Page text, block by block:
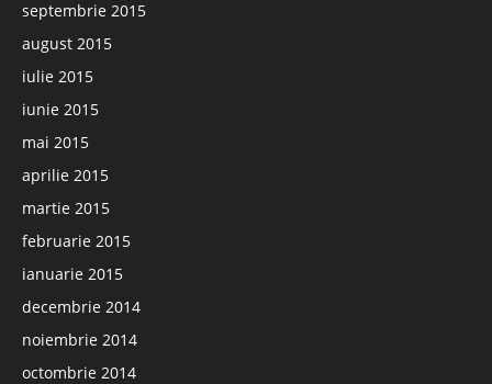
septembrie 2015
august 2015
iulie 2015
iunie 2015
mai 2015
aprilie 2015
martie 2015
februarie 2015
ianuarie 2015
decembrie 2014
noiembrie 2014
octombrie 2014